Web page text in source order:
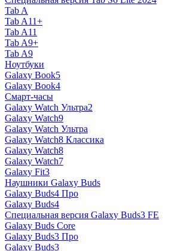
Tab A
Tab A11+
Tab A11
Tab A9+
Tab A9
Ноутбуки
Galaxy Book5
Galaxy Book4
Смарт-часы
Galaxy Watch Ультра2
Galaxy Watch9
Galaxy Watch Ультра
Galaxy Watch8 Классика
Galaxy Watch8
Galaxy Watch7
Galaxy Fit3
Наушники Galaxy Buds
Galaxy Buds4 Про
Galaxy Buds4
Специальная версия Galaxy Buds3 FE
Galaxy Buds Core
Galaxy Buds3 Про
Galaxy Buds3